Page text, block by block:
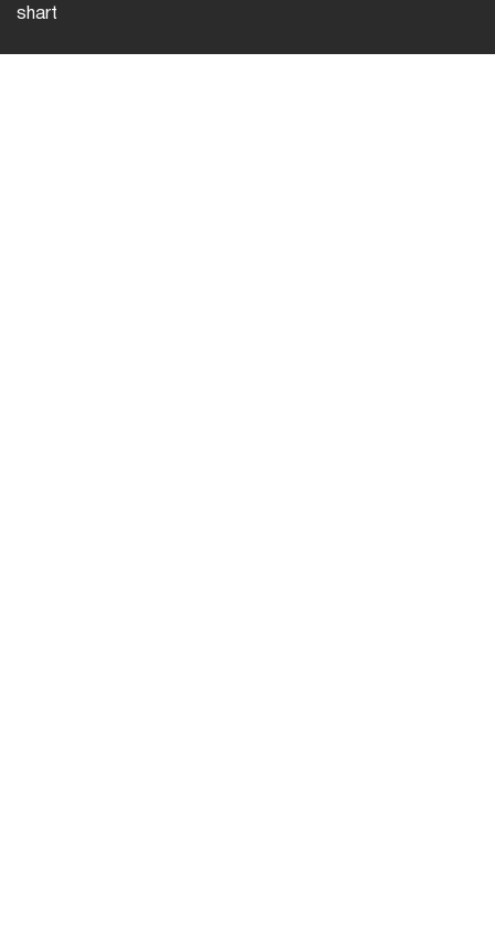
shart